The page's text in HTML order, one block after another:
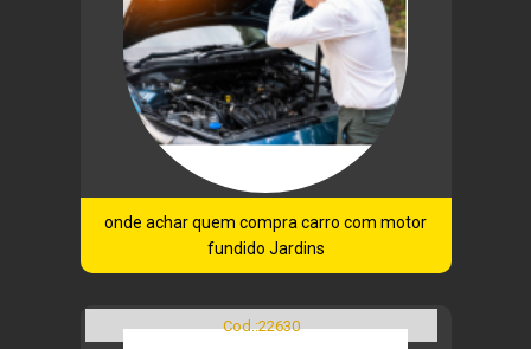
onde achar quem compra carro com motor
fundido Jardins
Cod.:22630